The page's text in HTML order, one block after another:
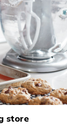
store